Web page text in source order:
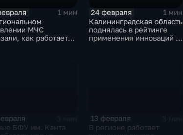
1 мин
МЧС
как работает
24 февраля
1 мин
Калининградская область
поднялась в рейтинге
применения инноваций в
БФУ им. Канта
13 февраля
В регионе работает